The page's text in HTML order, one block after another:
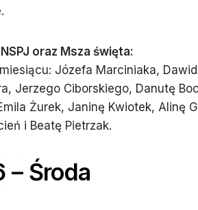
oraz Msza święta:
Józefa Marciniaka,
Jerzego Ciborskiego, Danutę
Żurek, Janinę Kwiotek, Alinę
i Beatę Pietrzak.
– Środa